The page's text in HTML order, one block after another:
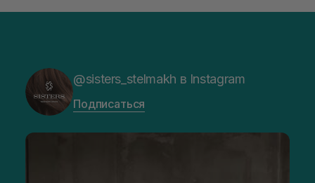
@sisters_stelmakh в Instagram
Подписаться